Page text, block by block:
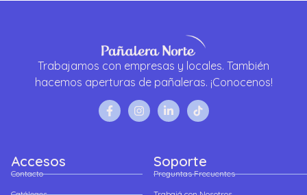
Trabajamos con empresas y locales. También
hacemos aperturas de pañaleras. ¡Conocenos!
Accesos
Contacto
Soporte
Preguntas Frecuentes